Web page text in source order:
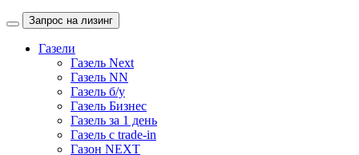
Запрос на лизинг
Газели
Газель Next
Газель NN
Газель б/у
Газель Бизнес
Газель за 1 день
Газель с trade-in
Газон NEXT